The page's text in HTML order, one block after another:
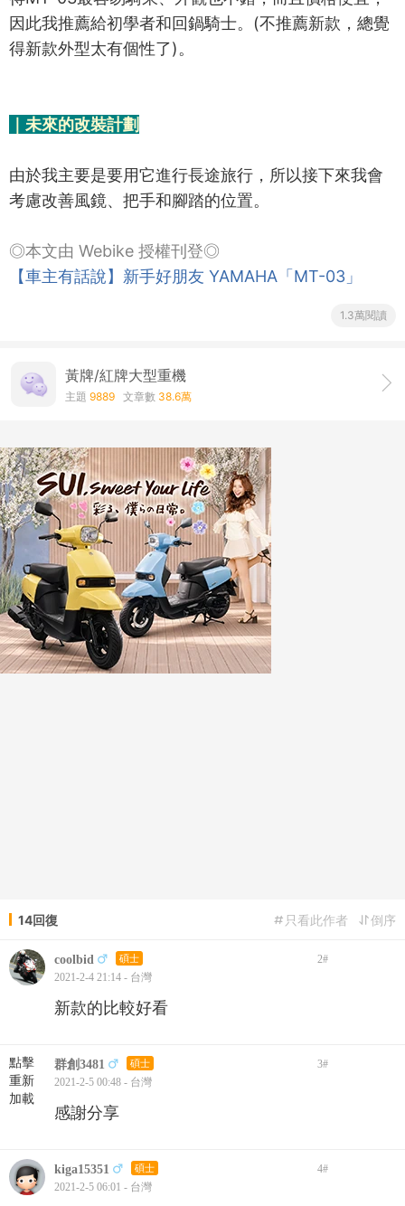
因此我推薦給初學者和回鍋騎士。(不推薦新款，總覺
得新款外型太有個性了)。
｜未來的改裝計劃
由於我主要是要用它進行長途旅行，所以接下來我會
考慮改善風鏡、把手和腳踏的位置。
◎本文由 Webike 授權刊登◎
【車主有話說】新手好朋友 YAMAHA「MT-03」
1.3萬閱讀
黃牌/紅牌大型重機
主題 9889 文章數 38.6萬
14回復 倒序
只看此作者
coolbid 碩士 2#
2021-2-4 21:14 - 台灣
新款的比較好看
點擊
重新
加載
群創3481 碩士 3#
2021-2-5 00:48 - 台灣
感謝分享
kiga15351 碩士 4#
2021-2-5 06:01 - 台灣